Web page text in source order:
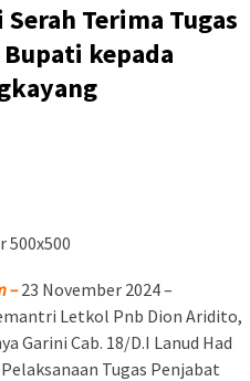
Terima Tugas
kepada
–23 November 2024 –
Letkol Pnb Dion Aridito,
Garini Cab. 18/D.I Lanud Had
Tugas Penjabat